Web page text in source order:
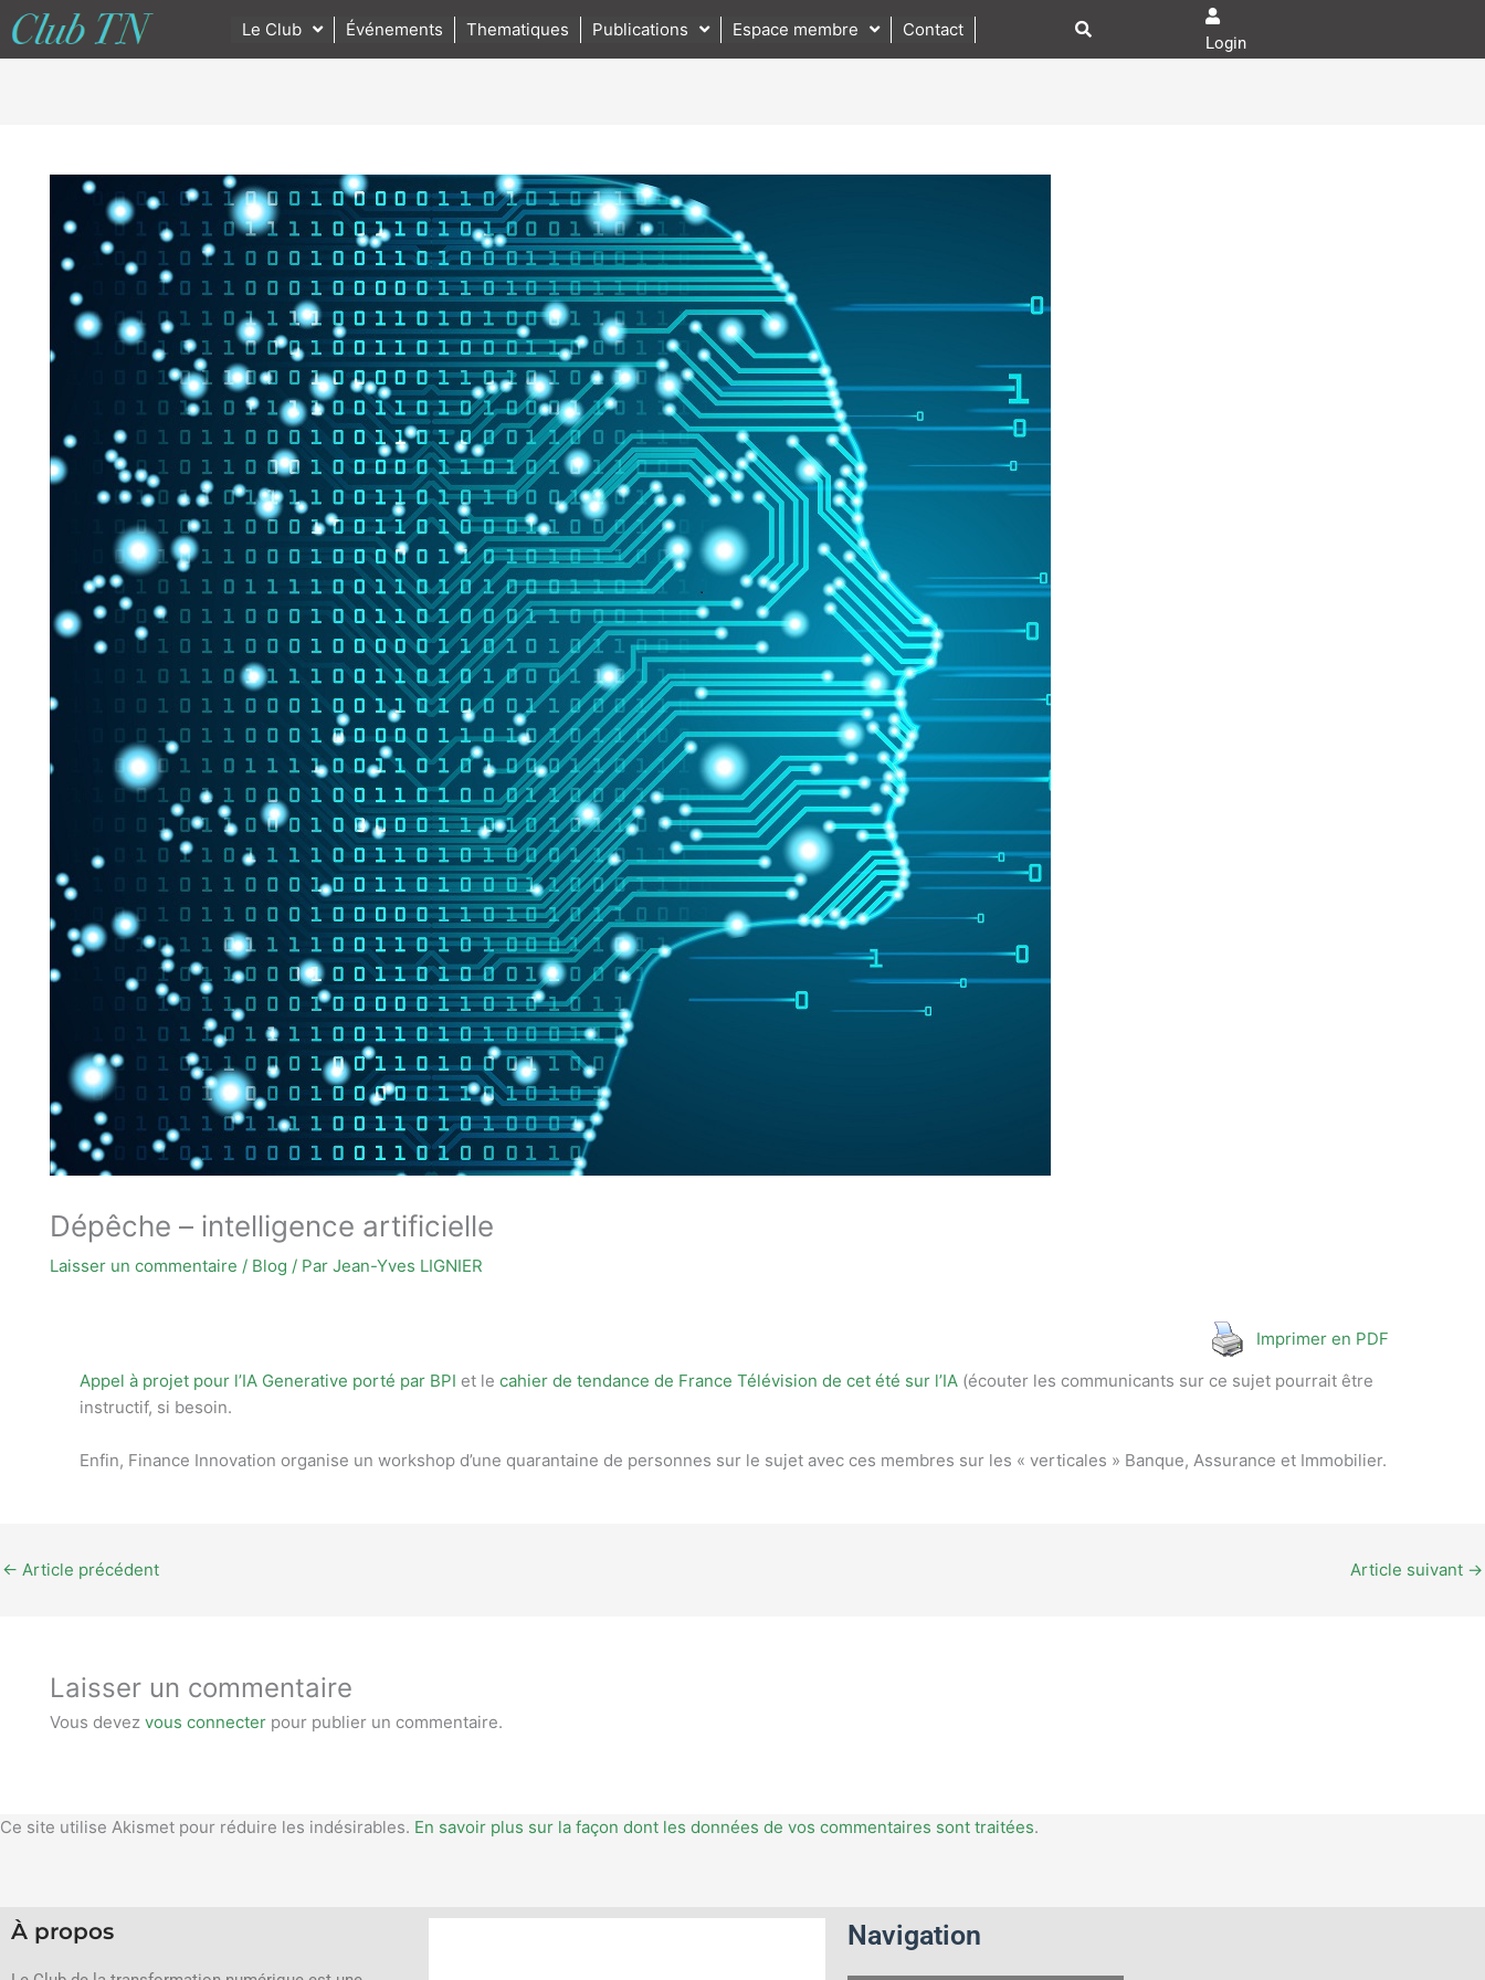
Le Club Événements Thematiques Publications Espace membre Contact
Login
Dépêche – intelligence artificielle
Laisser un commentaire / Blog / Par Jean-Yves LIGNIER
Imprimer en PDF
Appel à projet pour l’IA Generative porté par BPI et le cahier de tendance de France Télévision de cet été sur l’IA (écouter les communicants sur ce sujet pourrait être
instructif, si besoin.
Enfin, Finance Innovation organise un workshop d’une quarantaine de personnes sur le sujet avec ces membres sur les « verticales » Banque, Assurance et Immobilier.
← Article précédent Article suivant →
Laisser un commentaire
Vous devez vous connecter pour publier un commentaire.
Ce site utilise Akismet pour réduire les indésirables. En savoir plus sur la façon dont les données de vos commentaires sont traitées.
À propos Navigation